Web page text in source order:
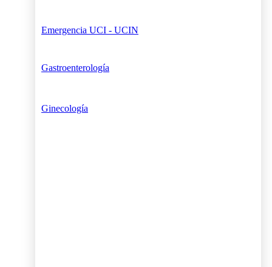
Emergencia UCI - UCIN
Gastroenterología
Ginecología